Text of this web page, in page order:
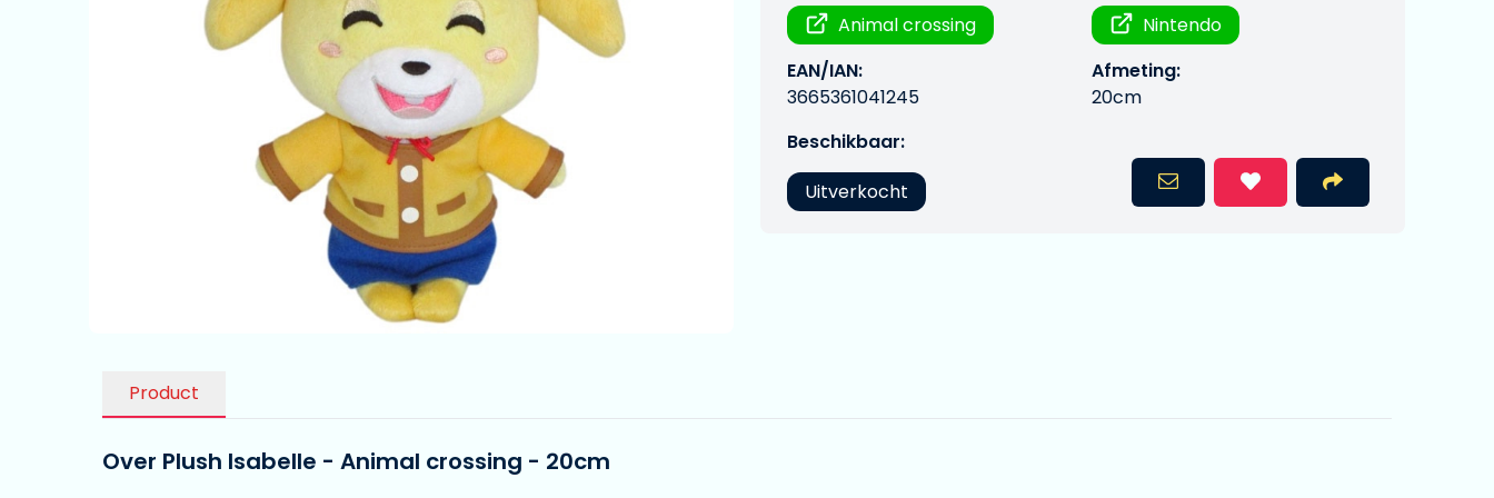
Animal crossing
Nintendo
EAN/IAN:
3665361041245
Afmeting:
20cm
Beschikbaar:
Uitverkocht
Product
Over Plush Isabelle - Animal crossing - 20cm